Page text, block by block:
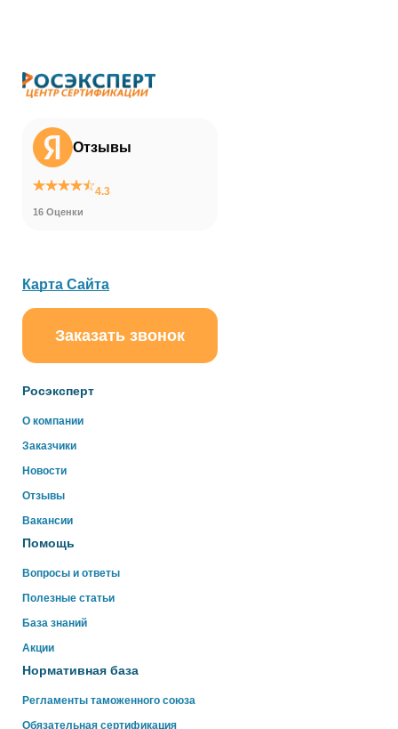
Отзывы
4.3
16 Оценки
Росэксперт
О компании
Заказчики
Новости
Отзывы
Вакансии
Помощь
Вопросы и ответы
Полезные статьи
База знаний
Акции
Нормативная база
Регламенты таможенного союза
Обязательная сертификация
Карта Сайта
Заказать звонок
online
Здравствуйте!
Свяжитесь с нами через WhatsApp нажав на кнопку